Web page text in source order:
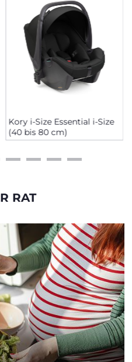
Kory i-Size Essential i-Size
(40 bis 80 cm)
RAT